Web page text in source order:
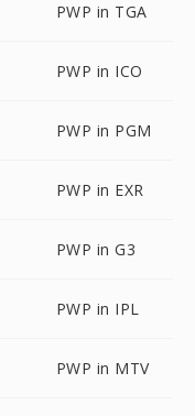
PWP in TGA
PWP in ICO
PWP in PGM
PWP in EXR
PWP in G3
PWP in IPL
PWP in MTV